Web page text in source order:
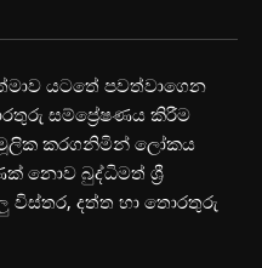
යටතේ පවත්වාගෙන
සම්ප්‍රේෂණය කිරීම
මූලික කරගනිමින් ලෝකය
නොව බුද්ධිමත් ශ්‍රී
විස්තර, දත්ත හා තොරතුරු